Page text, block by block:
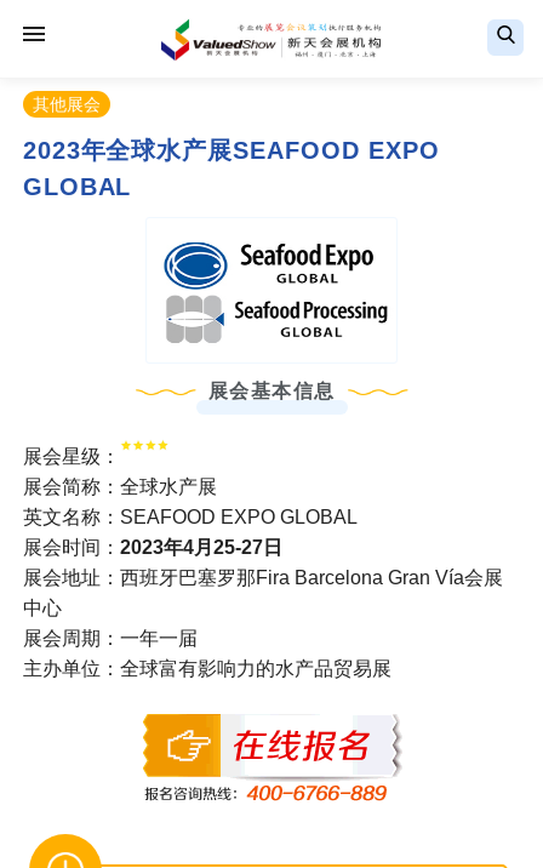
其他展会
2023年全球水产展SEAFOOD EXPO
GLOBAL
展会基本信息
展会星级：
展会简称：全球水产展
英文名称：SEAFOOD EXPO GLOBAL
展会时间： 2023年4月25-27日
展会地址：西班牙巴塞罗那Fira Barcelona Gran Vía会展
中心
展会周期：一年一届
主办单位：全球富有影响力的水产品贸易展